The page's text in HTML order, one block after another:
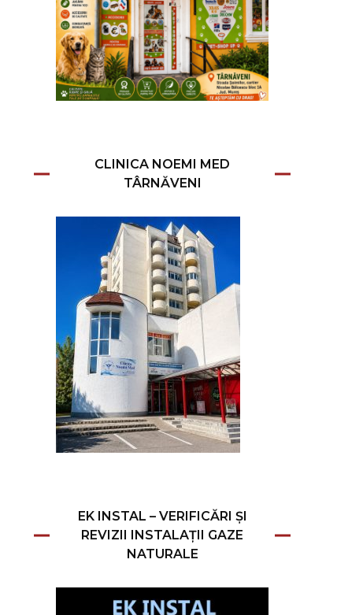
CLINICA NOEMI MED
TÂRNĂVENI
EK INSTAL – VERIFICĂRI ȘI
REVIZII INSTALAȚII GAZE
NATURALE